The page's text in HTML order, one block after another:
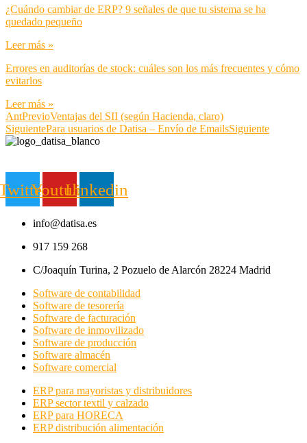
¿Cuándo cambiar de ERP? 9 señales de que tu sistema se ha
quedado pequeño
Leer más »
Errores en auditorías de stock: cuáles son los más frecuentes y cómo
evitarlos
Leer más »
AntPrevioVentajas del SII (según Hacienda, claro)
SiguientePara usuarios de Datisa – Envío de EmailsSiguiente
YoutubeLinkedin
info@datisa.es
917 159 268
C/Joaquín Turina, 2 Pozuelo de Alarcón 28224 Madrid
Software de contabilidad
Software de tesorería
Software de facturación
Software de inmovilizado
Software de producción
Software almacén
Software comercial
ERP para mayoristas y distribuidores
ERP sector textil y calzado
ERP para HORECA
ERP distribución alimentación